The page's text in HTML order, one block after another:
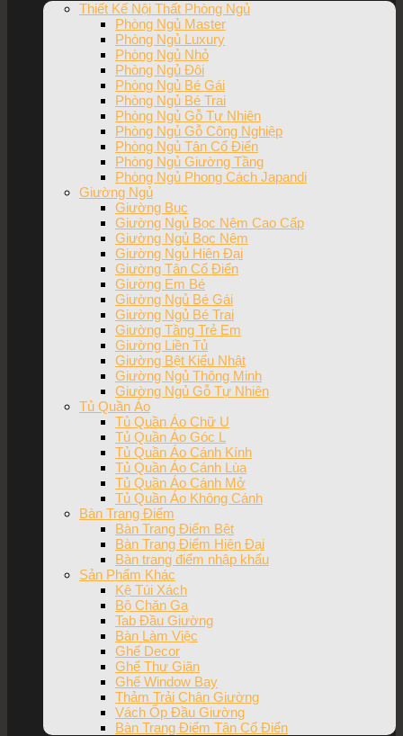
Thiết Kế Nội Thất Phòng Ngủ
Phòng Ngủ Master
Phòng Ngủ Luxury
Phòng Ngủ Nhỏ
Phòng Ngủ Đôi
Phòng Ngủ Bé Gái
Phòng Ngủ Bé Trai
Phòng Ngủ Gỗ Tự Nhiên
Phòng Ngủ Gỗ Công Nghiệp
Phòng Ngủ Tân Cổ Điển
Phòng Ngủ Giường Tầng
Phòng Ngủ Phong Cách Japandi
Giường Ngủ
Giường Bục
Giường Ngủ Bọc Nệm Cao Cấp
Giường Ngủ Bọc Nệm
Giường Ngủ Hiện Đại
Giường Tân Cổ Điển
Giường Em Bé
Giường Ngủ Bé Gái
Giường Ngủ Bé Trai
Giường Tầng Trẻ Em
Giường Liền Tủ
Giường Bệt Kiểu Nhật
Giường Ngủ Thông Minh
Giường Ngủ Gỗ Tự Nhiên
Tủ Quần Áo
Tủ Quần Áo Chữ U
Tủ Quần Áo Góc L
Tủ Quần Áo Cánh Kính
Tủ Quần Áo Cánh Lùa
Tủ Quần Áo Cánh Mở
Tủ Quần Áo Không Cánh
Bàn Trang Điểm
Bàn Trang Điểm Bệt
Bàn Trang Điểm Hiện Đại
Bàn trang điểm nhập khẩu
Sản Phẩm Khác
Kệ Túi Xách
Bộ Chăn Ga
Tab Đầu Giường
Bàn Làm Việc
Ghế Decor
Ghế Thư Giãn
Ghế Window Bay
Thảm Trải Chân Giường
Vách Ốp Đầu Giường
Bàn Trang Điểm Tân Cổ Điển